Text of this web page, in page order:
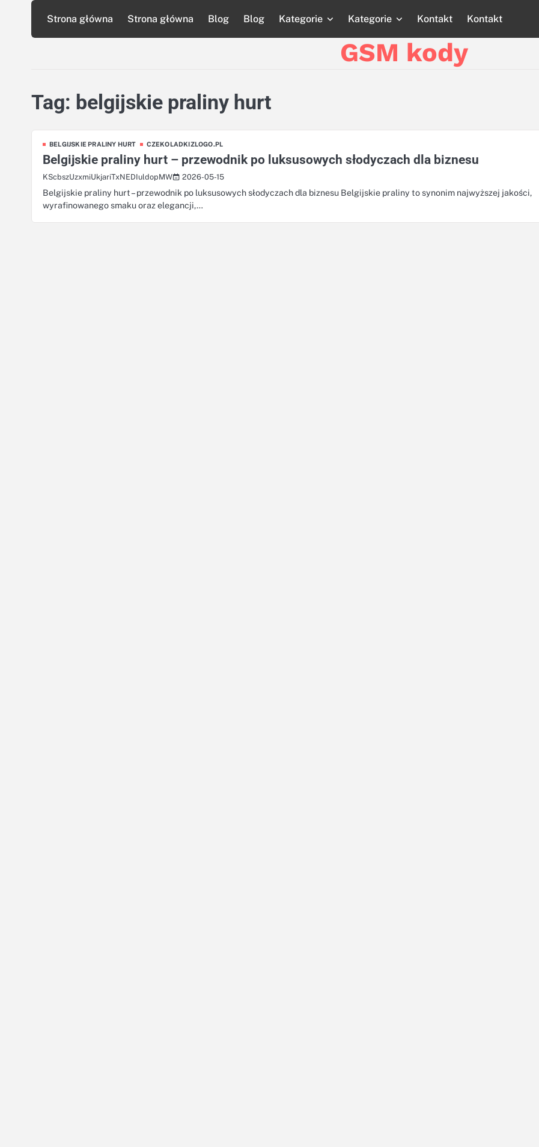
content
Strona główna Strona główna Blog Blog Kategorie Kategorie Kontakt Kontakt
główna
główna
GSM kody
Tag: belgijskie praliny hurt
BELGIJSKIE PRALINY HURT CZEKOLADKIZLOGO.PL
Belgijskie praliny hurt – przewodnik po luksusowych słodyczach dla biznesu
KScbszUzxmiUkjariTxNEDIuldopMW 2026-05-15
Belgijskie praliny hurt – przewodnik po luksusowych słodyczach dla biznesu Belgijskie praliny to synonim najwyższej jakości,
wyrafinowanego smaku oraz elegancji,…